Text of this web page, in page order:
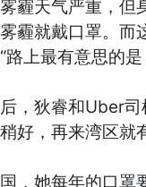
天气严重，但身
霾就戴口罩。而
路上最有意思的
狄睿和Uber司
好，再来湾区就
她每年的口罩